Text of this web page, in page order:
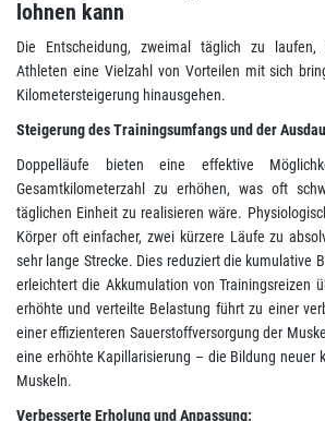
lohnen kann
Die Entscheidung, zweimal täglich zu
Athleten eine Vielzahl von Vorteilen mit sich
Kilometersteigerung hinausgehen.
Steigerung des Trainingsumfangs und der
Doppelläufe bieten eine effektive
Gesamtkilometerzahl zu erhöhen, was oft
täglichen Einheit zu realisieren wäre.
Körper oft einfacher, zwei kürzere Läufe zu
sehr lange Strecke. Dies reduziert die kumulative
erleichtert die Akkumulation von Trainingsreizen
erhöhte und verteilte Belastung führt zu einer
einer effizienteren Sauerstoffversorgung der
eine erhöhte Kapillarisierung – die Bildung neuer
Muskeln.
Verbesserte Erholung und Anpassung: